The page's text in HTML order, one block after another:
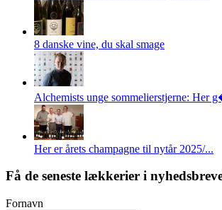
8 danske vine, du skal smage
Alchemists unge sommelierstjerne: Her
Her er årets champagne til nytår 2025/...
Få de seneste lækkerier i
Fornavn